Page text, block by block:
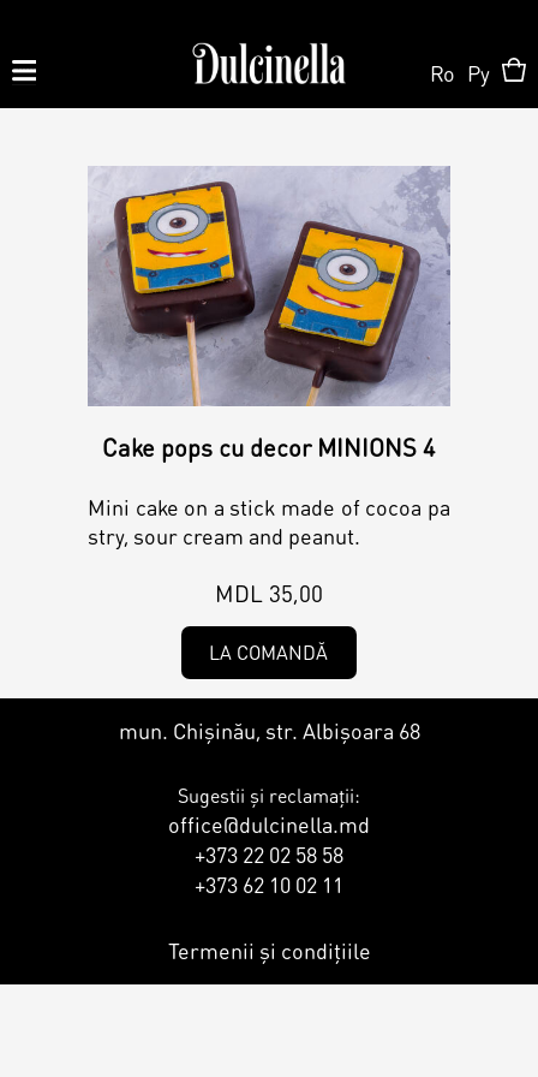
062 10 02 11
Order
Order
Personalized Cake
Candy Bar
Personalized Desserts
Kalach
Shop Online
Pastry
Cake
Dessert
Croissants & muffins
Cookies
About us
Contacts
Ro Ру
Cake pops cu decor MINIONS 4
Mini cake on a stick made of cocoa pa
stry, sour cream and peanut.
MDL 35,00
LA COMANDĂ
mun. Chișinău, str. Albișoara 68
Sugestii și reclamații:
office@dulcinella.md
+373 22 02 58 58
+373 62 10 02 11
Termenii și condițiile